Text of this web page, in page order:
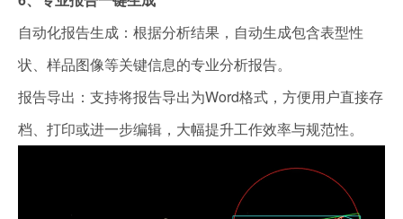
自动化报告生成：根据分析结果，自动生成包含表型性
状、样品图像等关键信息的专业分析报告。
报告导出：支持将报告导出为Word格式，方便用户直接存
档、打印或进一步编辑，大幅提升工作效率与规范性。